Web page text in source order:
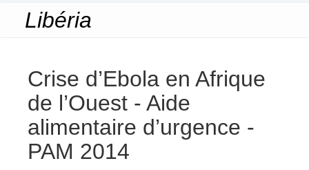
Libéria
Crise d’Ebola en Afrique
de l’Ouest - Aide
alimentaire d’urgence -
PAM 2014